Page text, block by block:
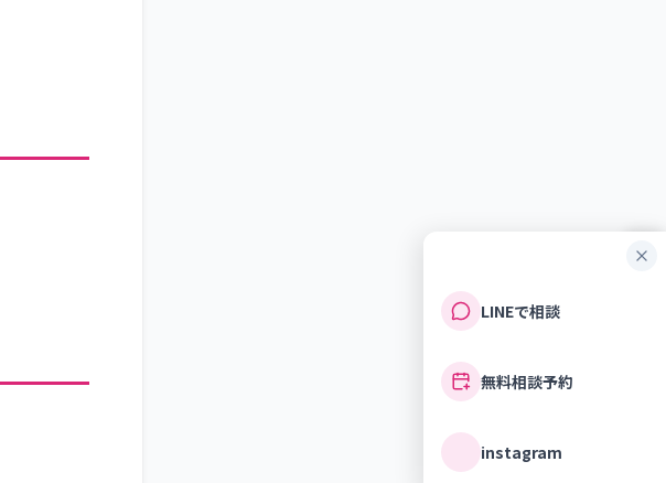
LINEで相談
無料相談予約
instagram